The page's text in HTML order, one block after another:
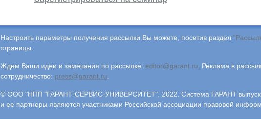
Настроить параметры получения рассылки Вы можете, посетив раздел
страницы.
Ждем Ваши идеи и замечания по рассылке: editor@garant.ru Реклама в
сотрудничество: press@garant.ru
© ООО "НПП "ГАРАНТ-СЕРВИС-УНИВЕРСИТЕТ", 2022. Система ГАРАНТ
и ее партнеры являются участниками Российской ассоциации правовой